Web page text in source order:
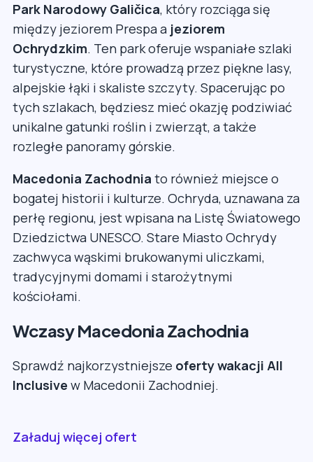
Park Narodowy Galičica, który rozciąga się
między jeziorem Prespa a jeziorem
Ochrydzkim. Ten park oferuje wspaniałe szlaki
turystyczne, które prowadzą przez piękne lasy,
alpejskie łąki i skaliste szczyty. Spacerując po
tych szlakach, będziesz mieć okazję podziwiać
unikalne gatunki roślin i zwierząt, a także
rozległe panoramy górskie.
Macedonia Zachodnia to również miejsce o
bogatej historii i kulturze. Ochryda, uznawana za
perłę regionu, jest wpisana na Listę Światowego
Dziedzictwa UNESCO. Stare Miasto Ochrydy
zachwyca wąskimi brukowanymi uliczkami,
tradycyjnymi domami i starożytnymi
kościołami.
Wczasy Macedonia Zachodnia
Sprawdź najkorzystniejsze oferty wakacji All
Inclusive w Macedonii Zachodniej.
Załaduj więcej ofert